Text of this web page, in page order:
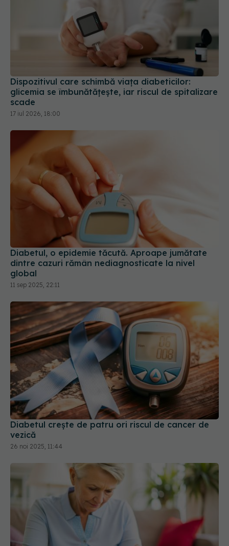
Dispozitivul care schimbă viața diabeticilor:
glicemia se îmbunătățește, iar riscul de spitalizare
scade
17 iul 2026, 18:00
Diabetul, o epidemie tăcută. Aproape jumătate
dintre cazuri rămân nediagnosticate la nivel
global
11 sep 2025, 22:11
Diabetul crește de patru ori riscul de cancer de
vezică
26 noi 2025, 11:44